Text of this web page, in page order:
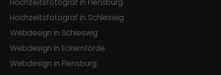
Hochzeitsfotograf in Flensburg
Hochzeitsfotograf in Schleswig
Webdesign in Schleswig
Webdesign in Eckernförde
Webdesign in Flensburg